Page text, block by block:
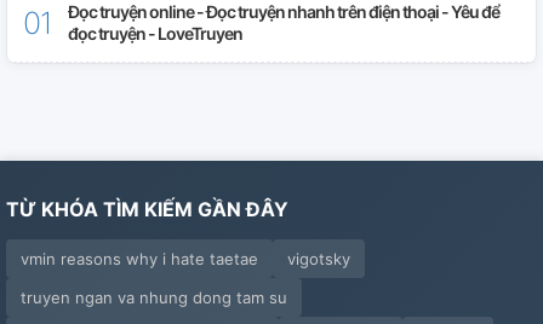
Đọc truyện online - Đọc truyện nhanh trên điện thoại - Yêu để
đọc truyện - LoveTruyen
TỪ KHÓA TÌM KIẾM GẦN ĐÂY
vmin reasons why i hate taetae
vigotsky
truyen ngan va nhung dong tam su